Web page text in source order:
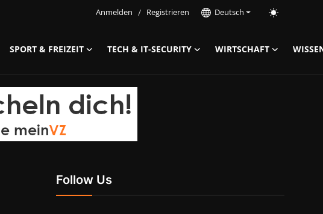
Anmelden / Registrieren Deutsch
SPORT & FREIZEIT TECH & IT-SECURITY WIRTSCHAFT
Follow Us